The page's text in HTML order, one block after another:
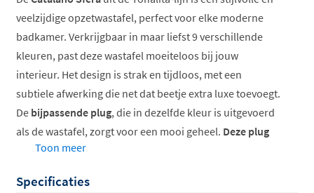
veelzijdige opzetwastafel, perfect voor elke moderne
badkamer. Verkrijgbaar in maar liefst 9 verschillende
kleuren, past deze wastafel moeiteloos bij jouw
interieur. Het design is strak en tijdloos, met een
subtiele afwerking die net dat beetje extra luxe toevoegt.
De bijpassende plug, die in dezelfde kleur is uitgevoerd
als de wastafel, zorgt voor een mooi geheel. Deze plug
dien je nog wel extra bij te bestellen
antibacteriële eigenschappen heeft en ervoor zorgt dat
Toon meer
Specificaties